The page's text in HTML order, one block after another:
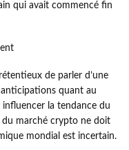
qui avait commencé fin
de parler d’une
quant au
la tendance du
du marché crypto ne doit
mondial est incertain.